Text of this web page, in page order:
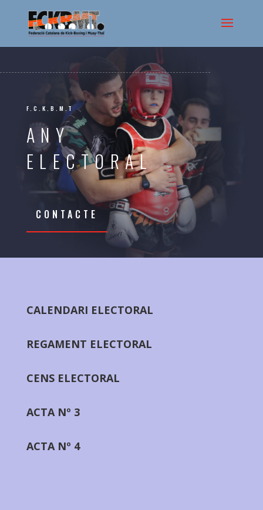
F.C.K.B.M.T
ANY
ELECTORAL
CONTACTE
CALENDARI ELECTORAL
REGAMENT ELECTORAL
CENS ELECTORAL
ACTA Nº 3
ACTA Nº 4